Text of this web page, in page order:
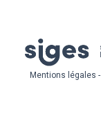
Pied
de
page
Mentions légales